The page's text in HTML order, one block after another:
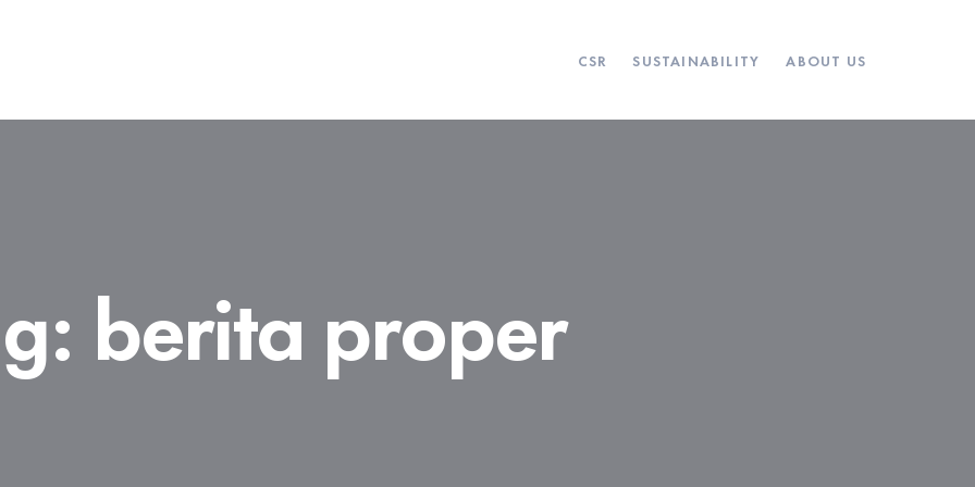
CSR SUSTAINABILITY ABOUT US
berita proper